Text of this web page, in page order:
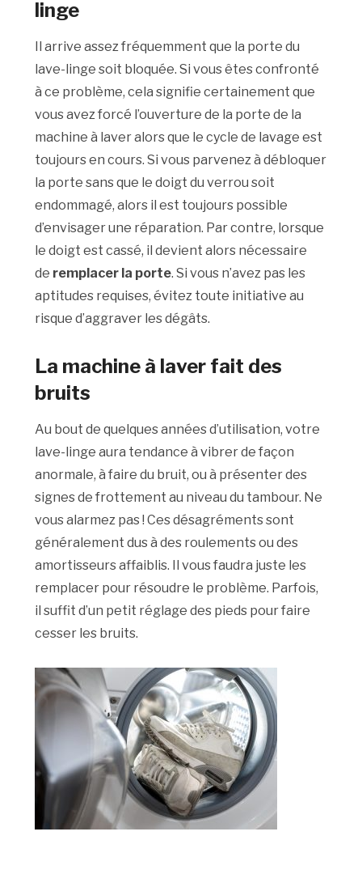
linge
Il arrive assez fréquemment que la porte du
lave-linge soit bloquée. Si vous êtes confronté
à ce problème, cela signifie certainement que
vous avez forcé l’ouverture de la porte de la
machine à laver alors que le cycle de lavage est
toujours en cours. Si vous parvenez à débloquer
la porte sans que le doigt du verrou soit
endommagé, alors il est toujours possible
d’envisager une réparation. Par contre, lorsque
le doigt est cassé, il devient alors nécessaire
de remplacer la porte. Si vous n’avez pas les
aptitudes requises, évitez toute initiative au
risque d’aggraver les dégâts.
La machine à laver fait des
bruits
Au bout de quelques années d’utilisation, votre
lave-linge aura tendance à vibrer de façon
anormale, à faire du bruit, ou à présenter des
signes de frottement au niveau du tambour. Ne
vous alarmez pas ! Ces désagréments sont
généralement dus à des roulements ou des
amortisseurs affaiblis. Il vous faudra juste les
remplacer pour résoudre le problème. Parfois,
il suffit d’un petit réglage des pieds pour faire
cesser les bruits.